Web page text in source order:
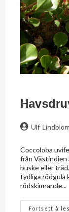
Ulf Lindblom
Coccoloba
från Västindien
buske eller
tydliga rödgula
rödskimrande...
Fortsett å